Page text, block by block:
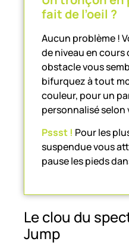
fait de l’oeil ?
Aucun problème !
de niveau en cours
obstacle vous
bifurquez à tout
couleur, pour un
personnalisé selon
Pssst ! Pour les
suspendue vous
pause les pieds
Le clou du
Jump